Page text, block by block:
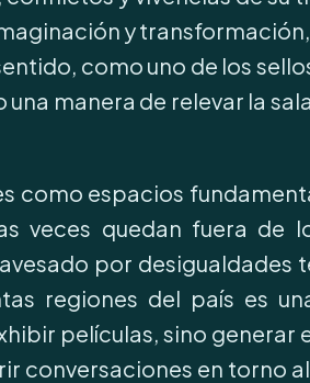
y
como uno de los
manera de relevar la
como espacios
veces quedan fuera de
por desigualdades
regiones del país es
películas, sino generar
conversaciones en torno